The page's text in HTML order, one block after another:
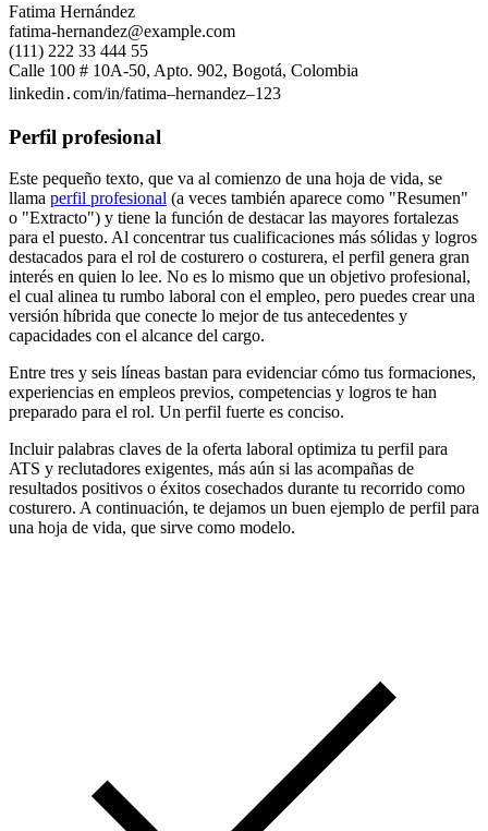
Fatima Hernández
fatima-hernandez@example.com
(111) 222 33 444 55
Calle 100 # 10A-50, Apto. 902, Bogotá, Colombia
linkedin․com/in/fatima–hernandez–123
Perfil profesional
Este pequeño texto, que va al comienzo de una hoja de vida, se
llama perfil profesional (a veces también aparece como "Resumen"
o "Extracto") y tiene la función de destacar las mayores fortalezas
para el puesto. Al concentrar tus cualificaciones más sólidas y logros
destacados para el rol de costurero o costurera, el perfil genera gran
interés en quien lo lee. No es lo mismo que un objetivo profesional,
el cual alinea tu rumbo laboral con el empleo, pero puedes crear una
versión híbrida que conecte lo mejor de tus antecedentes y
capacidades con el alcance del cargo.
Entre tres y seis líneas bastan para evidenciar cómo tus formaciones,
experiencias en empleos previos, competencias y logros te han
preparado para el rol. Un perfil fuerte es conciso.
Incluir palabras claves de la oferta laboral optimiza tu perfil para
ATS y reclutadores exigentes, más aún si las acompañas de
resultados positivos o éxitos cosechados durante tu recorrido como
costurero. A continuación, te dejamos un buen ejemplo de perfil para
una hoja de vida, que sirve como modelo.